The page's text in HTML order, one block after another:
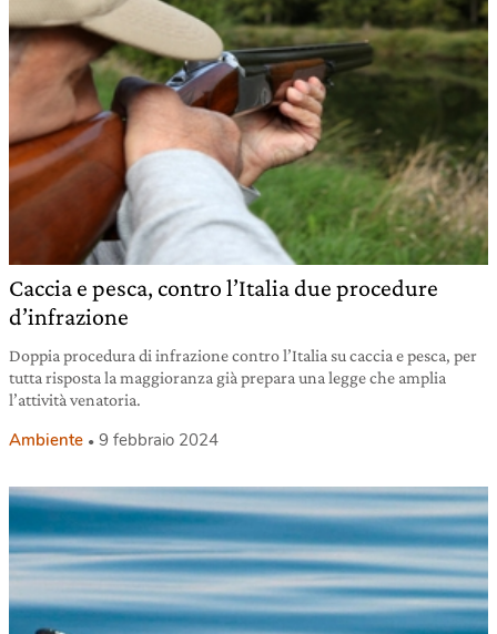
Caccia e pesca, contro l’Italia due procedure
d’infrazione
Doppia procedura di infrazione contro l’Italia su caccia e pesca, per
tutta risposta la maggioranza già prepara una legge che amplia
l’attività venatoria.
Ambiente 9 febbraio 2024